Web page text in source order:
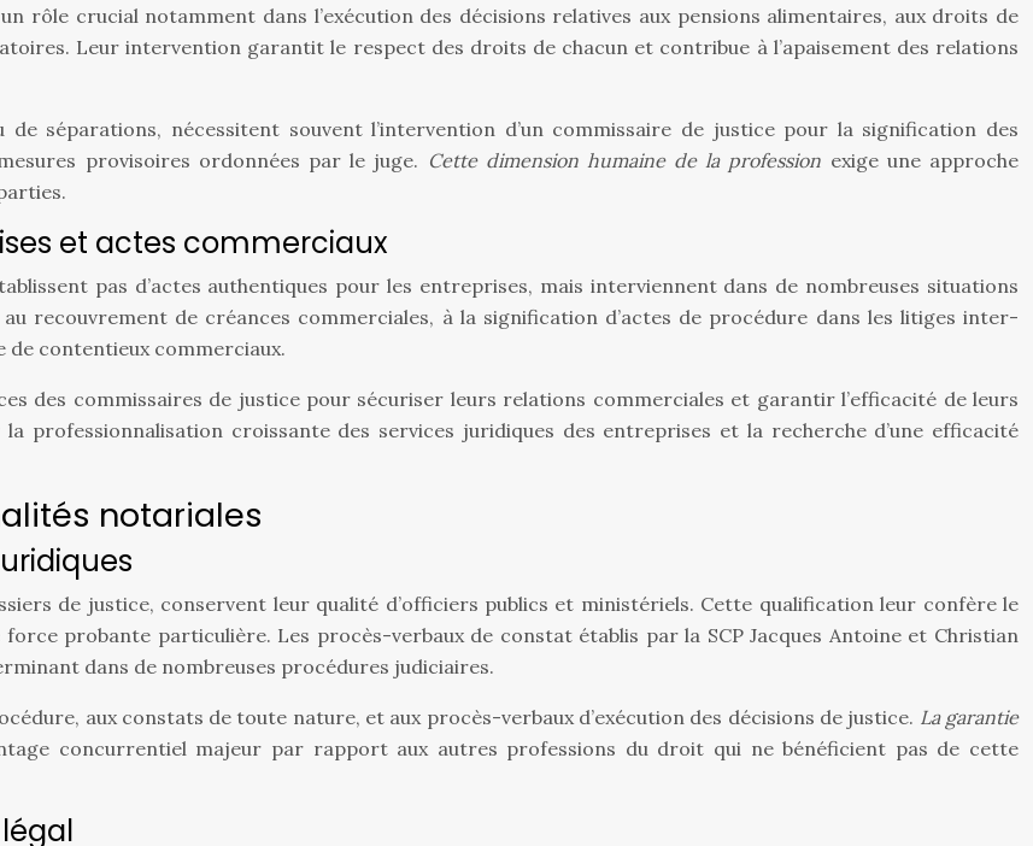
rôle crucial notamment dans l’exécution des décisions relatives aux pensions alimentaires, aux droits de
Leur intervention garantit le respect des droits de chacun et contribue à l’apaisement des relations
de séparations, nécessitent souvent l’intervention d’un commissaire de justice pour la signification des
provisoires ordonnées par le juge. Cette dimension humaine de la profession exige une approche
et actes commerciaux
pas d’actes authentiques pour les entreprises, mais interviennent dans de nombreuses situations
recouvrement de créances commerciales, à la signification d’actes de procédure dans les litiges inter-
de contentieux commerciaux.
des commissaires de justice pour sécuriser leurs relations commerciales et garantir l’efficacité de leurs
professionnalisation croissante des services juridiques des entreprises et la recherche d’une efficacité
notariales
de justice, conservent leur qualité d’officiers publics et ministériels. Cette qualification leur confère le
probante particulière. Les procès-verbaux de constat établis par la SCP Jacques Antoine et Christian
dans de nombreuses procédures judiciaires.
aux constats de toute nature, et aux procès-verbaux d’exécution des décisions de justice. La garantie
concurrentiel majeur par rapport aux autres professions du droit qui ne bénéficient pas de cette